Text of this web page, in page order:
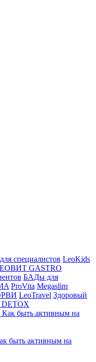
специалистов LeoKids
GASTRO
БАДы для
ProVita Megaslim
LeoTravel Здоровый
быть активным на